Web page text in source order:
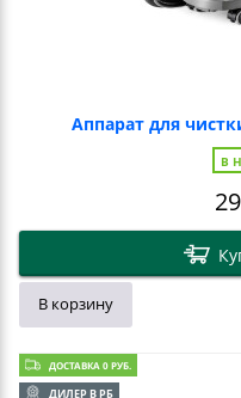
Аппарат для
В
В корзину
ДОСТАВКА 0 РУБ.
ДИЛЕР В РБ